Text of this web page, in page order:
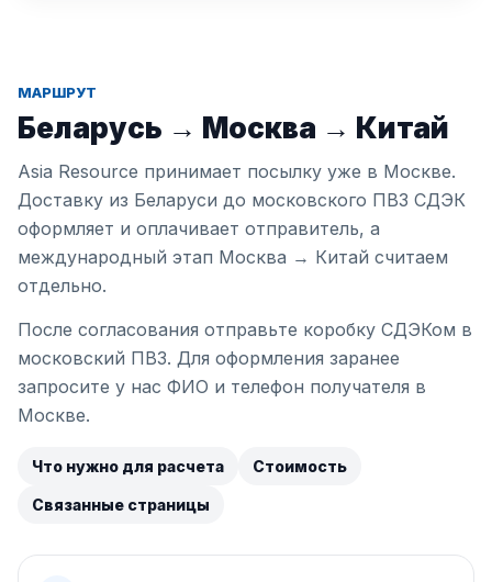
МАРШРУТ
Беларусь → Москва → Китай
Asia Resource принимает посылку уже в Москве.
Доставку из Беларуси до московского ПВЗ СДЭК
оформляет и оплачивает отправитель, а
международный этап Москва → Китай считаем
отдельно.
После согласования отправьте коробку СДЭКом в
московский ПВЗ. Для оформления заранее
запросите у нас ФИО и телефон получателя в
Москве.
Что нужно для расчета Стоимость
Связанные страницы